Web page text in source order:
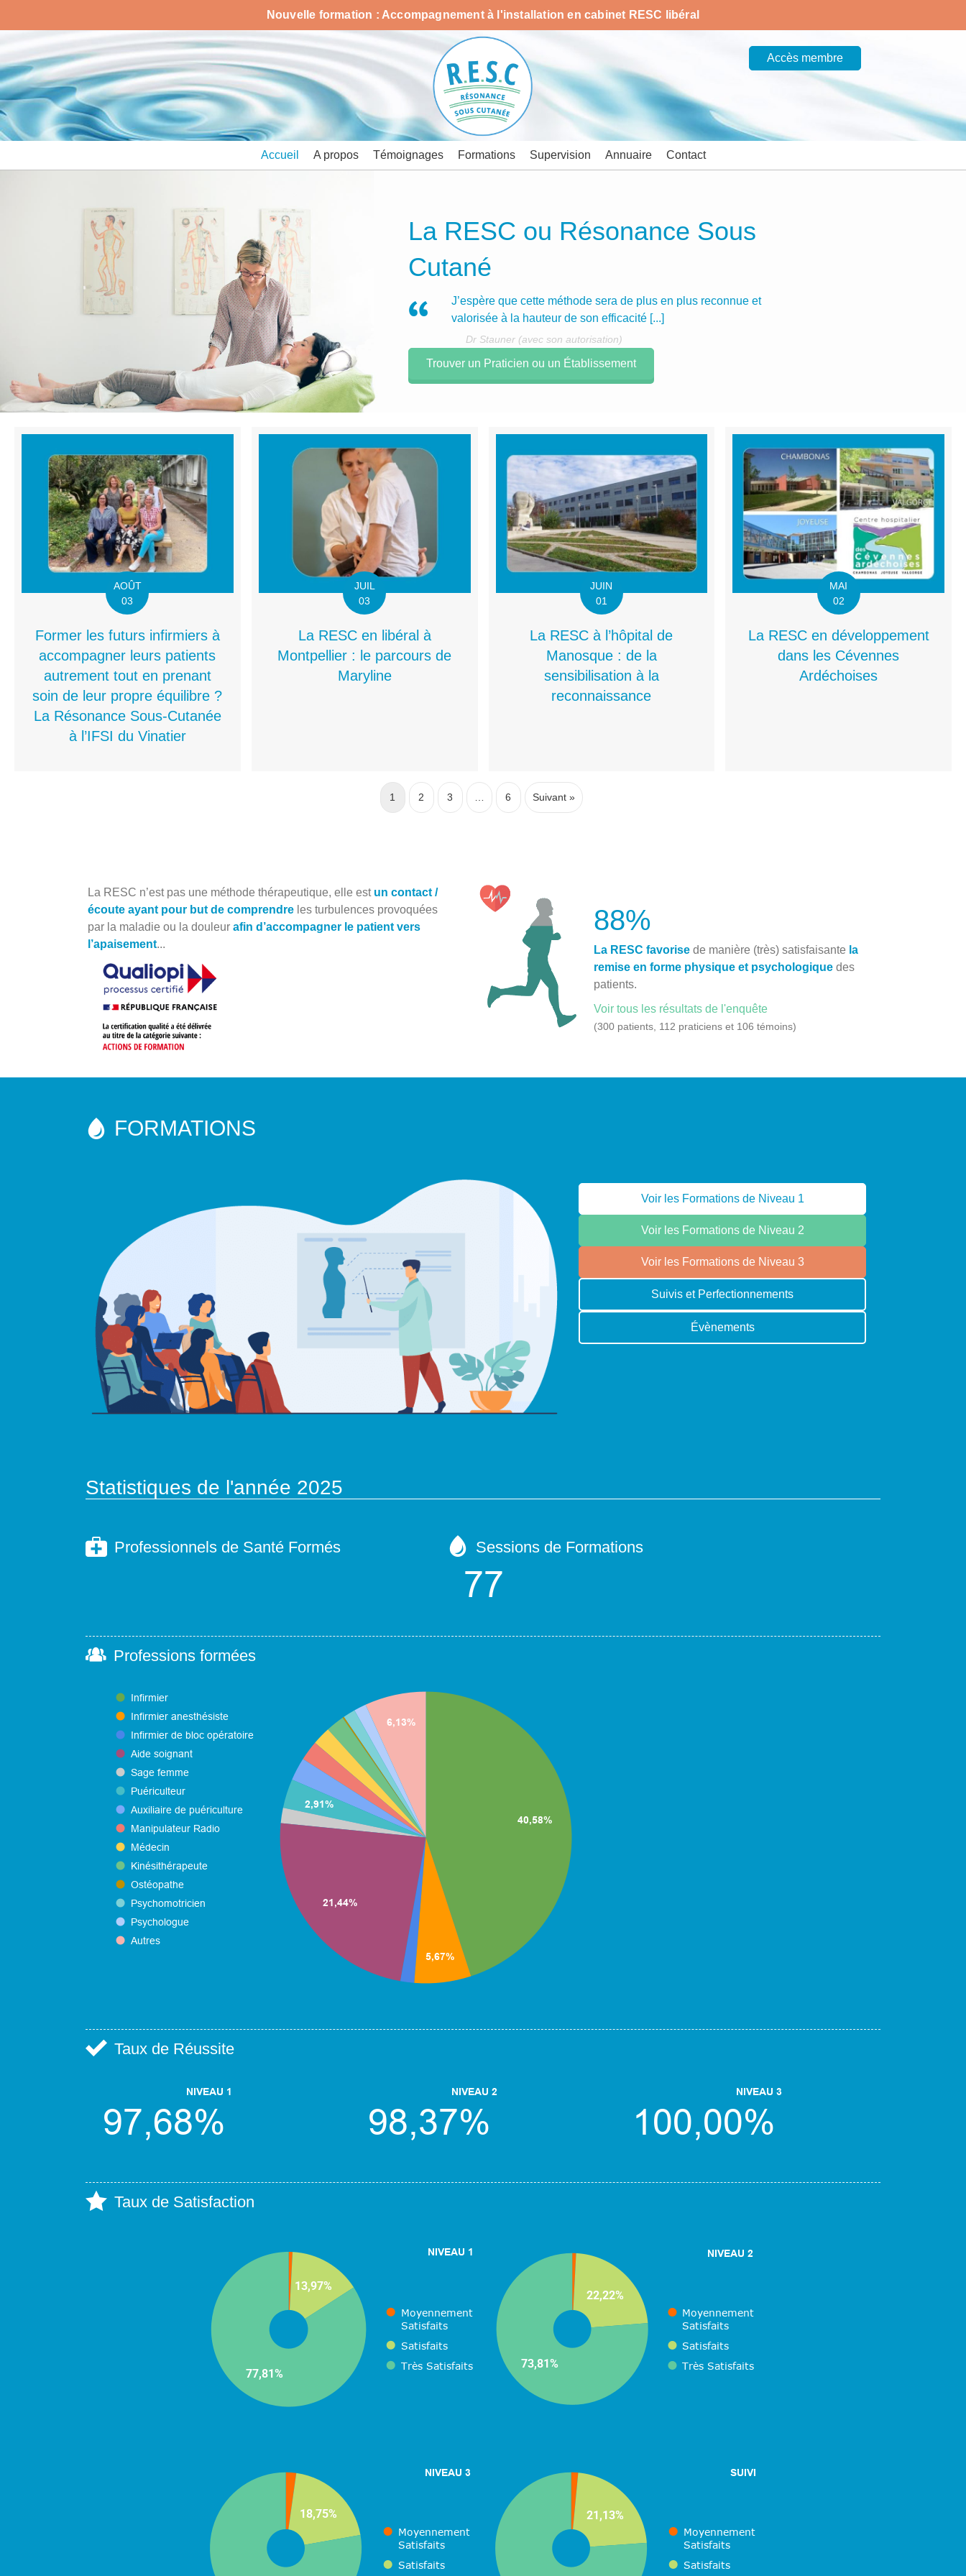
Nouvelle formation : Accompagnement à l'installation en cabinet RESC libéral
Accès membre
Accueil A propos Témoignages Formations Supervision Annuaire Contact
La RESC ou Résonance Sous
Cutané
J’espère que cette méthode sera de plus en plus reconnue et
valorisée à la hauteur de son efficacité [...]
Dr Stauner (avec son autorisation)
Trouver un Praticien ou un Établissement
AOÛT
03
Former les futurs infirmiers à
accompagner leurs patients
autrement tout en prenant
soin de leur propre équilibre ?
La Résonance Sous-Cutanée
à l’IFSI du Vinatier
JUIL
03
La RESC en libéral à
Montpellier : le parcours de
Maryline
JUIN
01
La RESC à l’hôpital de
Manosque : de la
sensibilisation à la
reconnaissance
MAI
02
La RESC en développement
dans les Cévennes
Ardéchoises
1 2 3 6 Suivant »
La RESC n’est pas une méthode thérapeutique, elle est un contact /
écoute ayant pour but de comprendre les turbulences provoquées
par la maladie ou la douleur afin d’accompagner le patient vers
l’apaisement...
88%
La RESC favorise de manière (très) satisfaisante la
remise en forme physique et psychologique des
patients.
Voir tous les résultats de l'enquête
(300 patients, 112 praticiens et 106 témoins)
FORMATIONS
Voir les Formations de Niveau 1
Voir les Formations de Niveau 2
Voir les Formations de Niveau 3
Suivis et Perfectionnements
Évènements
Statistiques de l'année 2025
Professionnels de Santé Formés Sessions de Formations
Professions formées
Taux de Réussite
Taux de Satisfaction